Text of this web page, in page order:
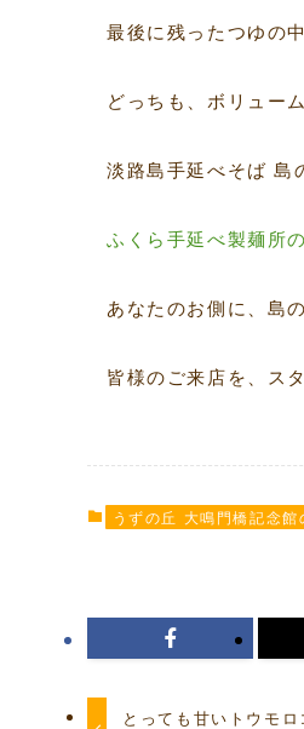
最後に残ったつゆの
どっちも、ボリュー
淡路島手延べそば 島
ふくら手延べ製麺所
あなたのお側に、島の
皆様のご来店を、
うずの丘 大鳴門橋記念館
とっても甘いトウモ